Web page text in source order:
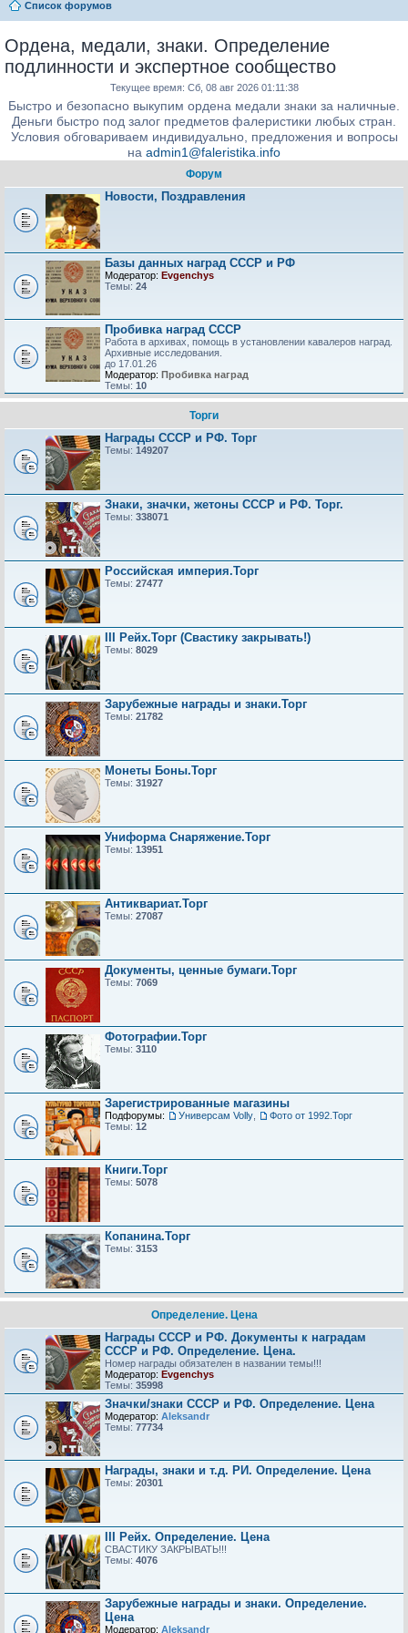
Список форумов
Ордена, медали, знаки. Определение
подлинности и экспертное сообщество
Текущее время: Сб, 08 авг 2026 01:11:38
Быстро и безопасно выкупим ордена медали знаки за наличные.
Деньги быстро под залог предметов фалеристики любых стран.
Условия обговариваем индивидуально, предложения и вопросы
на admin1@faleristika.info
Форум
Новости, Поздравления
Базы данных наград СССР и РФ
Модератор: Evgenchys
Темы: 24
Пробивка наград СССР
Работа в архивах, помощь в установлении кавалеров наград.
Архивные исследования.
до 17.01.26
Модератор: Пробивка наград
Темы: 10
Торги
Награды СССР и РФ. Торг
Темы: 149207
Знаки, значки, жетоны СССР и РФ. Торг.
Темы: 338071
Российская империя.Торг
Темы: 27477
III Рейх.Торг (Свастику закрывать!)
Темы: 8029
Зарубежные награды и знаки.Торг
Темы: 21782
Монеты Боны.Торг
Темы: 31927
Униформа Снаряжение.Торг
Темы: 13951
Антиквариат.Торг
Темы: 27087
Документы, ценные бумаги.Торг
Темы: 7069
Фотографии.Торг
Темы: 3110
Зарегистрированные магазины
Подфорумы: Универсам Volly
Фото от 1992.Торг
Темы: 12
Книги.Торг
Темы: 5078
Копанина.Торг
Темы: 3153
Определение. Цена
Награды СССР и РФ. Документы к наградам
СССР и РФ. Определение. Цена.
Номер награды обязателен в названии темы!!!
Модератор: Evgenchys
Темы: 35998
Значки/знаки СССР и РФ. Определение. Цена
Модератор: Aleksandr
Темы: 77734
Награды, знаки и т.д. РИ. Определение. Цена
Темы: 20301
III Рейх. Определение. Цена
СВАСТИКУ ЗАКРЫВАТЬ!!!
Темы: 4076
Зарубежные награды и знаки. Определение.
Цена
Модератор: Aleksandr